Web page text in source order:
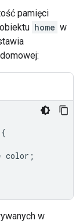
pamięci
obiektu home w
{
color ;
w